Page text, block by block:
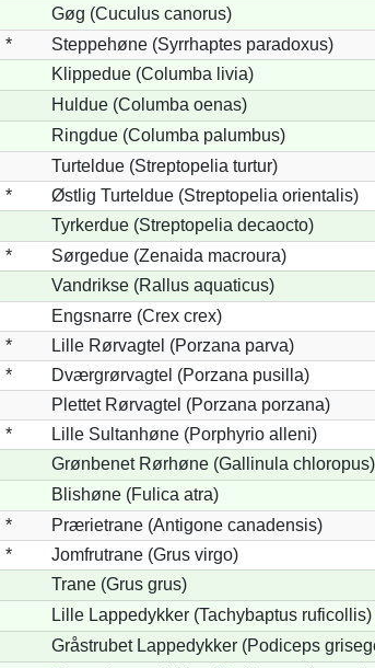
Gøg (Cuculus canorus)
*
Steppehøne (Syrrhaptes paradoxus)
Klippedue (Columba livia)
Huldue (Columba oenas)
Ringdue (Columba palumbus)
Turteldue (Streptopelia turtur)
*
Østlig Turteldue (Streptopelia orientalis)
Tyrkerdue (Streptopelia decaocto)
*
Sørgedue (Zenaida macroura)
Vandrikse (Rallus aquaticus)
Engsnarre (Crex crex)
*
Lille Rørvagtel (Porzana parva)
*
Dværgrørvagtel (Porzana pusilla)
Plettet Rørvagtel (Porzana porzana)
*
Lille Sultanhøne (Porphyrio alleni)
Grønbenet Rørhøne (Gallinula chloropus)
Blishøne (Fulica atra)
*
Prærietrane (Antigone canadensis)
*
Jomfrutrane (Grus virgo)
Trane (Grus grus)
Lille Lappedykker (Tachybaptus ruficollis)
Gråstrubet Lappedykker (Podiceps